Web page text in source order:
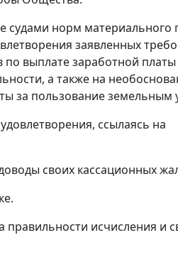
судами норм материального
заявленных
выплате заработной платы
а также на
за пользование земельным
ссылаясь на
своих кассационных
правильности исчисления и